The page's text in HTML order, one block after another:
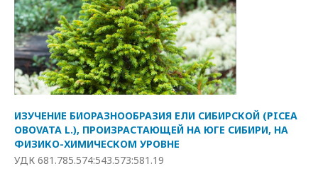
ИЗУЧЕНИЕ БИОРАЗНООБРАЗИЯ ЕЛИ СИБИРСКОЙ (PICEA
OBOVATA L.), ПРОИЗРАСТАЮЩЕЙ НА ЮГЕ СИБИРИ, НА
ФИЗИКО-ХИМИЧЕСКОМ УРОВНЕ
УДК 681.785.574:543.573:581.19